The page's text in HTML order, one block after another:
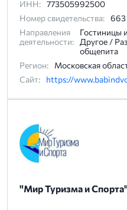
ИНН: 773505992500
Номер свидетельства: 663
Направления
деятельности:
Гостиницы
Другое /
общепита
Регион:
Московская
Сайт:
https://
"Мир Туризма и